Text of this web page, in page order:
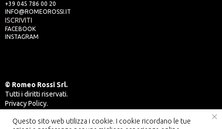
Questo sito web utilizza i cookie. I cookie ricordano le tue
+39 045 786 00 20
INFO@ROMEOROSSI.IT
ISCRIVITI
FACEBOOK
INSTAGRAM
© Romeo Rossi Srl.
Tutti i diritti riservati.
Privacy Policy.
CREATED BYDESIGN FABRIKAX
DESIGN PILLSTUDIO